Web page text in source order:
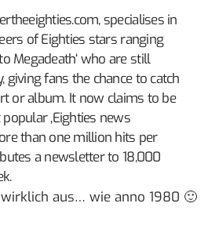
, specialises in
of Eighties stars ranging
Megadeath‘ who are still
giving fans the chance to catch
or album. It now claims to be
‚Eighties news
than one million hits per
a newsletter to 18,000
aus… wie anno 1980 🙂